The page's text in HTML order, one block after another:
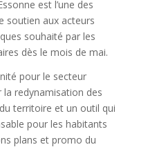
est l’une des
soutien aux acteurs
souhaité par les
dès le mois de mai.
pour le secteur
redynamisation des
territoire et un outil qui
pour les habitants
plans et promo du